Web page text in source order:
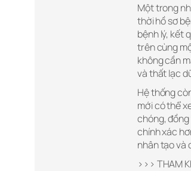
Một trong
thời hồ sơ
bệnh lý, kết
trên cùng
không cần
và thất lạc
Hệ thống
mới có thể
chóng,
chính xác
nhân tạo và
>>> THAM